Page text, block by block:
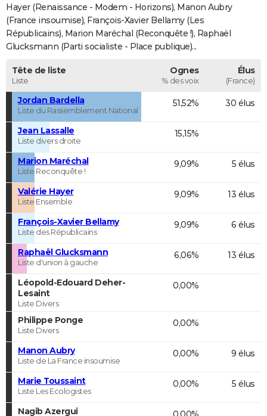
S'inscrire
Se connecter
Lycées
Collèges
Primaires
Universités
Entreprises
Service militaire
Avis de recherche
AVIS DE DÉCÈS
FORUM
Hayer (Renaissance - Modem - Horizons), Manon Aubry
(France insoumise), François-Xavier Bellamy (Les
Républicains), Marion Maréchal (Reconquête !), Raphaël
Glucksmann (Parti socialiste - Place publique)...
Tête de liste
Liste
Ognes
% des voix
Élus
(France)
Jordan Bardella
Liste du Rassemblement National
51,52% 30 élus
Jean Lassalle
Liste divers droite
15,15%
Marion Maréchal
Liste Reconquête !
9,09% 5 élus
Valérie Hayer
Liste Ensemble
9,09% 13 élus
François-Xavier Bellamy
Liste des Républicains
9,09% 6 élus
Raphaël Glucksmann
Liste d'union à gauche
6,06% 13 élus
Léopold-Edouard Deher-
Lesaint
Liste Divers
0,00%
Philippe Ponge
Liste Divers
0,00%
Manon Aubry
Liste de La France insoumise
0,00% 9 élus
Marie Toussaint
Liste Les Ecologistes
0,00% 5 élus
Nagib Azergui